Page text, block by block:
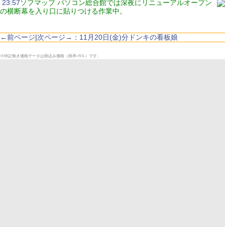
23:57ソフマップ パソコン総合館では深夜にリニューアルオープン
の横断幕を入り口に貼りつける作業中。
←前ページ|次ページ→：11月20日(金)分ドンキの看板娘
※特記無き価格データは税込み価格（税率=5％）です。